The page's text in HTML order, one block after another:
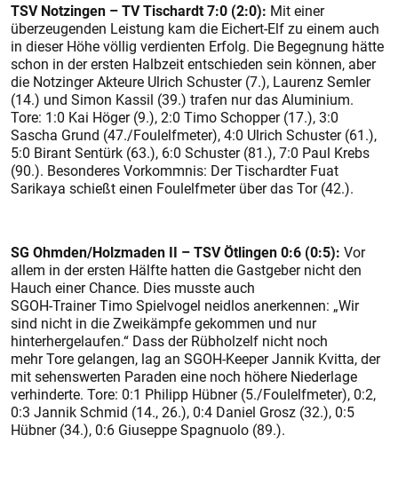
TSV Notzingen – TV Tischardt 7:0 (2:0): Mit einer
überzeugenden Leistung kam die Eichert-Elf zu einem auch
in dieser Höhe völlig verdienten Erfolg. Die Begegnung hätte
schon in der ersten Halbzeit entschieden sein können, aber
die Notzinger Akteure Ulrich Schuster (7.), Laurenz Semler
(14.) und Simon Kassil (39.) trafen nur das Aluminium.
Tore: 1:0 Kai Höger (9.), 2:0 Timo Schopper (17.), 3:0
Sascha Grund (47./Foulelfmeter), 4:0 Ulrich Schuster (61.),
5:0 Birant Sentürk (63.), 6:0 Schuster (81.), 7:0 Paul Krebs
(90.). Besonderes Vorkommnis: Der Tischardter Fuat
Sarikaya schießt einen Foulelfmeter über das Tor (42.).
SG Ohmden/Holzmaden II – TSV Ötlingen 0:6 (0:5): Vor
allem in der ersten Hälfte hatten die Gastgeber nicht den
Hauch einer Chance. Dies musste auch
SGOH-Trainer Timo Spielvogel neidlos anerkennen: „Wir
sind nicht in die Zweikämpfe gekommen und nur
hinterhergelaufen.“ Dass der Rübholzelf nicht noch
mehr Tore gelangen, lag an SGOH-Keeper Jannik Kvitta, der
mit sehenswerten Paraden eine noch höhere Niederlage
verhinderte. Tore: 0:1 Philipp Hübner (5./Foul­elfmeter), 0:2,
0:3 Jannik Schmid (14., 26.), 0:4 Daniel Grosz (32.), 0:5
Hübner (34.), 0:6 Giuseppe Spagnuolo (89.).